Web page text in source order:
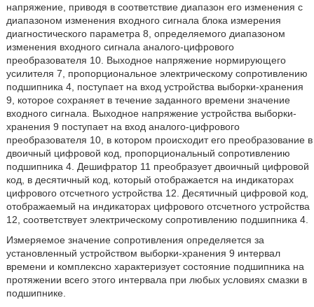
напряжение, приводя в соответствие диапазон его изменения с
диапазоном изменения входного сигнала блока измерения
диагностического параметра 8, определяемого диапазоном
изменения входного сигнала аналого-цифрового
преобразователя 10. Выходное напряжение нормирующего
усилителя 7, пропорциональное электрическому сопротивлению
подшипника 4, поступает на вход устройства выборки-хранения
9, которое сохраняет в течение заданного времени значение
входного сигнала. Выходное напряжение устройства выборки-
хранения 9 поступает на вход аналого-цифрового
преобразователя 10, в котором происходит его преобразование в
двоичный цифровой код, пропорциональный сопротивлению
подшипника 4. Дешифратор 11 преобразует двоичный цифровой
код, в десятичный код, который отображается на индикаторах
цифрового отсчетного устройства 12. Десятичный цифровой код,
отображаемый на индикаторах цифрового отсчетного устройства
12, соответствует электрическому сопротивлению подшипника 4.
Измеряемое значение сопротивления определяется за
установленный устройством выборки-хранения 9 интервал
времени и комплексно характеризует состояние подшипника на
протяжении всего этого интервала при любых условиях смазки в
подшипнике.